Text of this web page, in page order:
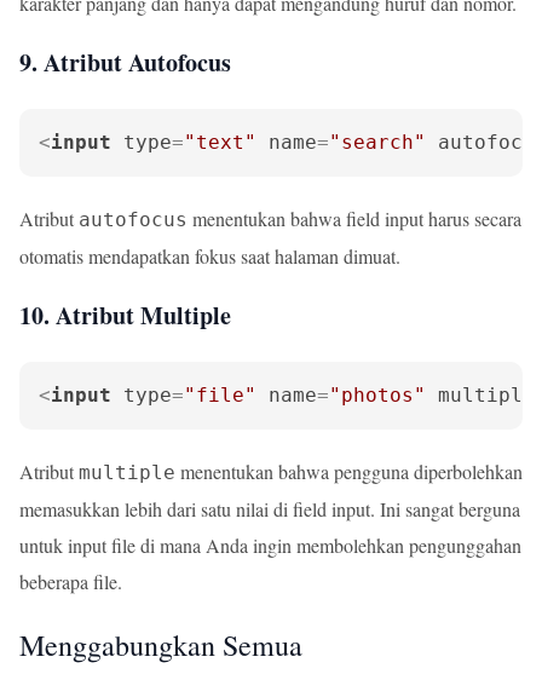
9. Atribut Autofocus
<input type="text" name="search"
Atribut autofocus menentukan bahwa field input harus secara
otomatis mendapatkan fokus saat halaman dimuat.
10. Atribut Multiple
<input type="file" name="photos" multiple
Atribut multiple menentukan bahwa pengguna diperbolehkan
memasukkan lebih dari satu nilai di field input. Ini sangat berguna
untuk input file di mana Anda ingin membolehkan pengunggahan
beberapa file.
Menggabungkan Semua